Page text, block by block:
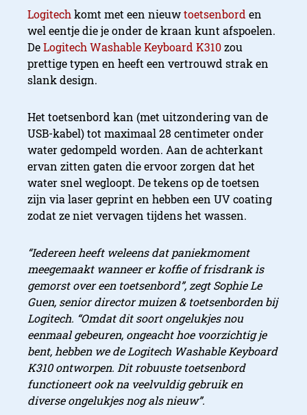
Logitechkomt met een nieuwtoetsenbord en
wel eentje die je onder de kraan kunt afspoelen.
DeLogitech Washable Keyboard K310zou
prettige typen en heeft een vertrouwd strak en
slank design.
Het toetsenbord kan (met uitzondering van de
USB-kabel) tot maximaal 28 centimeter onder
water gedompeld worden. Aan de achterkant
ervan zitten gaten die ervoor zorgen dat het
water snel wegloopt. De tekens op de toetsen
zijn via laser geprint en hebben een UV coating
zodat ze niet vervagen tijdens het wassen.
“Iedereen heeft weleens dat paniekmoment
meegemaakt wanneer er koffie of frisdrank is
gemorst over een toetsenbord”, zegt Sophie Le
Guen, senior director muizen & toetsenborden bij
Logitech. “Omdat dit soort ongelukjes nou
eenmaal gebeuren, ongeacht hoe voorzichtig je
bent, hebben we de Logitech Washable Keyboard
K310 ontworpen. Dit robuuste toetsenbord
functioneert ook na veelvuldig gebruik en
diverse ongelukjes nog als nieuw”.